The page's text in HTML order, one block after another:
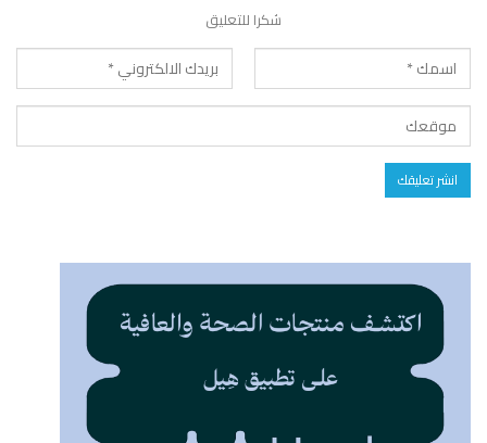
شكرا للتعليق